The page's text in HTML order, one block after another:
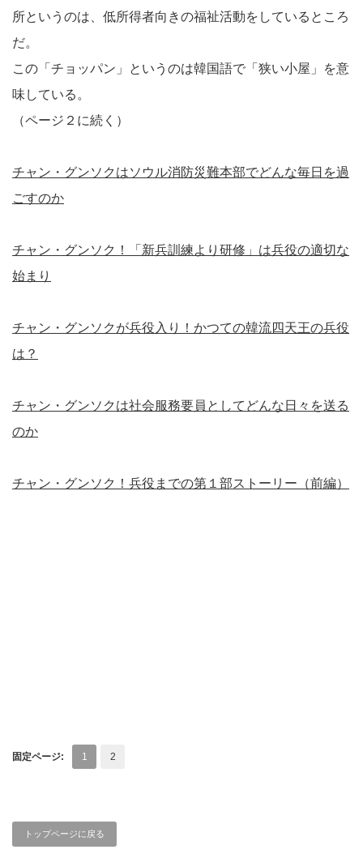
所というのは、低所得者向きの福祉活動をしているところ
だ。
この「チョッパン」というのは韓国語で「狭い小屋」を意
味している。
（ページ２に続く）
チャン・グンソクはソウル消防災難本部でどんな毎日を過
ごすのか
チャン・グンソク！「新兵訓練より研修」は兵役の適切な
始まり
チャン・グンソクが兵役入り！かつての韓流四天王の兵役
は？
チャン・グンソクは社会服務要員としてどんな日々を送る
のか
チャン・グンソク！兵役までの第１部ストーリー（前編）
固定ページ: 1 2
トップページに戻る